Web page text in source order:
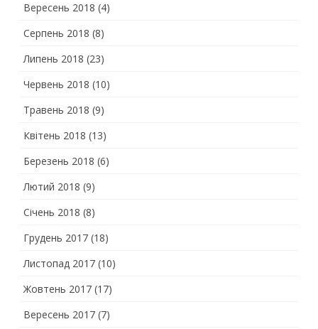
Вересень 2018 (4)
Серпень 2018 (8)
Липень 2018 (23)
Червень 2018 (10)
Травень 2018 (9)
Квітень 2018 (13)
Березень 2018 (6)
Лютий 2018 (9)
Січень 2018 (8)
Грудень 2017 (18)
Листопад 2017 (10)
Жовтень 2017 (17)
Вересень 2017 (7)